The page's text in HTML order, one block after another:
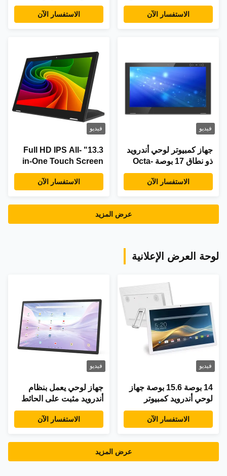
معالج 1.5GHz Octa-Core
و 10-Point Capacitive
الاستفسار الآن
مقاومة للماء مقاس 13.3
بوصة من Hopestar IPS
الاستفسار الآن
فيديو
جهاز كمبيوتر لوحي أندرويد
ذو نطاق 17 بوصة Octa-
Core 1.5GHz مع 10-
Point Capacitive Touch
الاستفسار الآن
فيديو
13.3" Full HD IPS All-
in-One Touch Screen
PC مع 10-Point
الاستفسار الآن
عرض المزيد
لوحة العرض الإعلانية
فيديو
14 بوصة 15.6 بوصة جهاز
لوحي أندرويد كمبيوتر
كمبيوتر سلة بطاقة سيم
4G شبكة LTE POE NFC
الأساسية تعليم الأطفال
الاستفسار الآن
فيديو
جهاز لوحي يعمل بنظام
أندرويد مثبت على الحائط
مقاس 21.5 بوصة مع قارئ
NFC، ذاكرة وصول
جيجابايت، وذاكرة تخزين
الاستفسار الآن
عرض المزيد